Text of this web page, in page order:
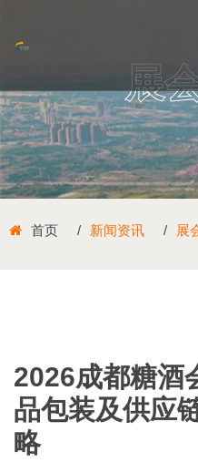
展
首页 新闻资讯 展
2026成都糖酒
品包装及供应
略